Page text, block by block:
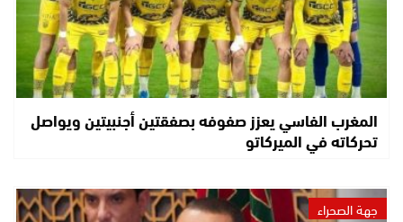
المغرب الفاسي يعزز صفوفه بصفقتين أجنبيتين ويواصل
تحركاته في الميركاتو
جهة الصحراء